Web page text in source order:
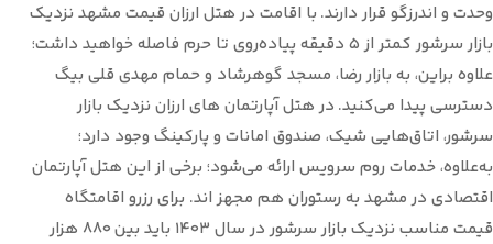
وحدت و اندرزگو قرار دارند. با اقامت در هتل ارزان قیمت مشهد نزدیک
بازار سرشور کمتر از ۵ دقیقه پیاده‌روی تا حرم فاصله خواهید داشت؛
علاوه براین، به بازار رضا، مسجد گوهرشاد و حمام مهدی قلی بیگ
دسترسی پیدا می‌کنید. در هتل آپارتمان های ارزان نزدیک بازار
سرشور، اتاق‌هایی شیک، صندوق امانات و پارکینگ وجود دارد؛
به‌علاوه، خدمات روم سرویس ارائه می‌شود؛ برخی از این هتل آپارتمان
اقتصادی در مشهد به رستوران هم مجهز اند. برای رزرو اقامتگاه
قیمت مناسب نزدیک بازار سرشور در سال ۱۴۰۳ باید بین ۸۸۰ هزار